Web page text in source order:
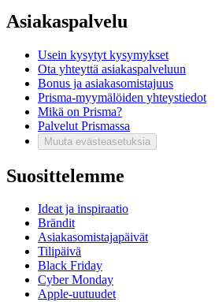
Asiakaspalvelu
Usein kysytyt kysymykset
Ota yhteyttä asiakaspalveluun
Bonus ja asiakasomistajuus
Prisma-myymälöiden yhteystiedot
Mikä on Prisma?
Palvelut Prismassa
Muuta evästeasetuksia
Suosittelemme
Ideat ja inspiraatio
Brändit
Asiakasomistajapäivät
Tilipäivä
Black Friday
Cyber Monday
Apple-uutuudet